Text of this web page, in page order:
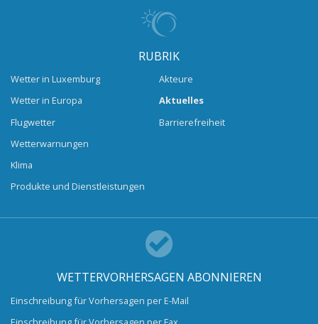
RUBRIK
Wetter in Luxemburg
Wetter in Europa
Flugwetter
Wetterwarnungen
Klima
Produkte und Dienstleistungen
Akteure
Aktuelles
Barrierefreiheit
WETTERVORHERSAGEN ABONNIEREN
Einschreibung für Vorhersagen per E-Mail